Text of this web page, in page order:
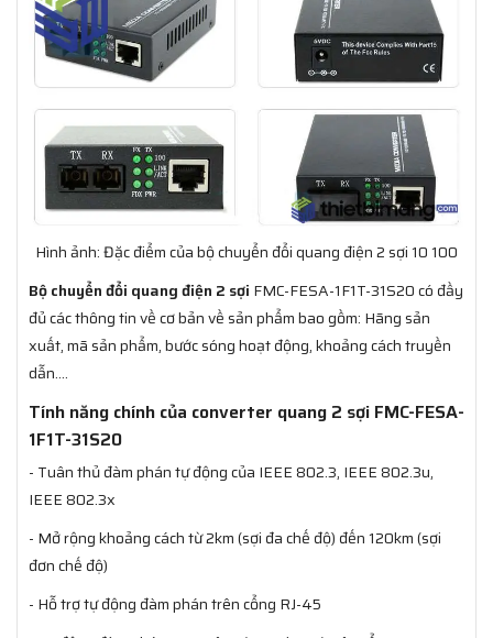
Hình ảnh: Đặc điểm của bộ chuyển đổi quang điện 2 sợi 10 100
Bộ chuyển đổi quang điện 2 sợi FMC-FESA-1F1T-31S20 có đầy
đủ các thông tin về cơ bản về sản phẩm bao gồm: Hãng sản
xuất, mã sản phẩm, bước sóng hoạt động, khoảng cách truyền
dẫn….
Tính năng chính của converter quang 2 sợi FMC-FESA-
1F1T-31S20
- Tuân thủ đàm phán tự động của IEEE 802.3, IEEE 802.3u,
IEEE 802.3x
- Mở rộng khoảng cách từ 2km (sợi đa chế độ) đến 120km (sợi
đơn chế độ)
- Hỗ trợ tự động đàm phán trên cổng RJ-45